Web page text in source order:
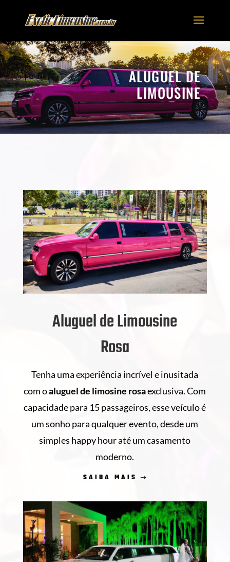
ALUGUEL DE
LIMOUSINE
Aluguel de Limousine
Rosa
Tenha uma experiência incrível e inusitada
com oaluguel de limosine rosaexclusiva. Com
capacidade para 15 passageiros, esse veículo é
um sonho para qualquer evento, desde um
simples happy hour até um casamento
moderno.
SAIBA MAIS